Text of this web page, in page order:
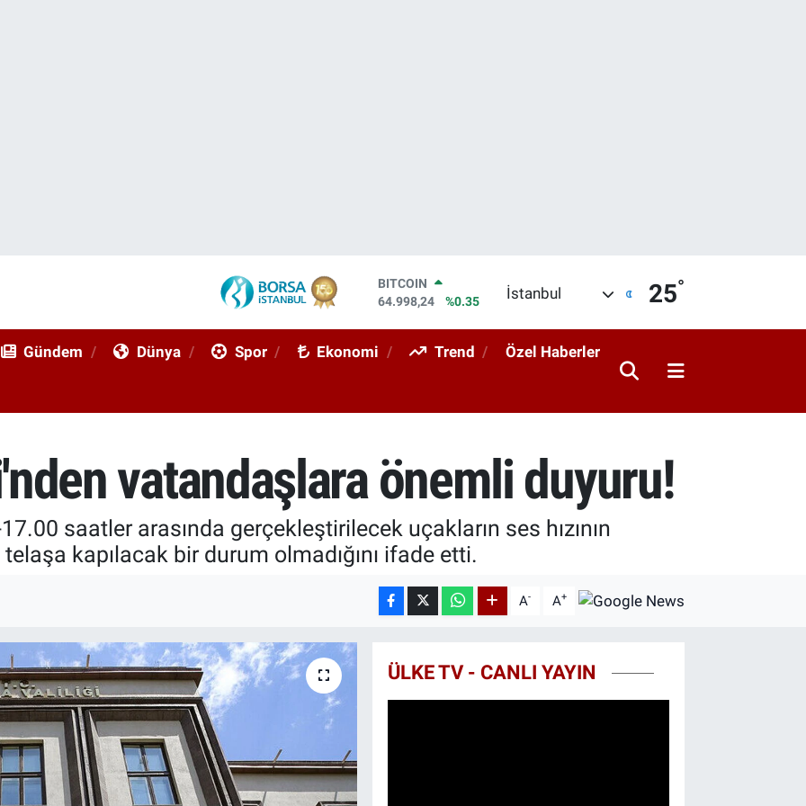
DOLAR
47,7436
%0.18
STERLİN
BITCOIN
64.998,24
%0.35
İstanbul 25°
Gündem Dünya Spor Ekonomi Trend Özel Haberler
vatandaşlara önemli duyuru!
saatler arasında gerçekleştirilecek uçakların ses hızının
telaşa kapılacak bir durum olmadığını ifade etti.
A- A+
ÜLKE TV - CANLI YAYIN